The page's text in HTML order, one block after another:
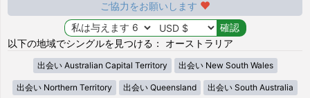
ご協力をお願いします
以下の地域でシングルを見つける： オーストラリア
出会い Australian Capital Territory 出会い New South Wales
出会い Northern Territory 出会い Queensland 出会い South Australia